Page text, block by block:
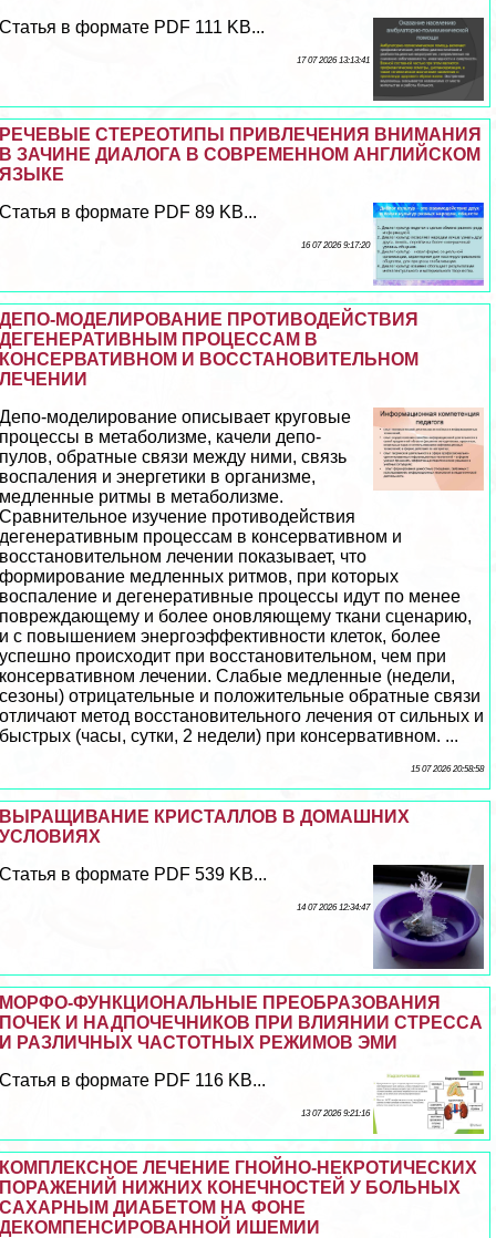
Статья в формате PDF 111 KB...
17 07 2026 13:13:41
РЕЧЕВЫЕ СТЕРЕОТИПЫ ПРИВЛЕЧЕНИЯ ВНИМАНИЯ
В ЗАЧИНЕ ДИАЛОГА В СОВРЕМЕННОМ АНГЛИЙСКОМ
ЯЗЫКЕ
Статья в формате PDF 89 KB...
16 07 2026 9:17:20
ДЕПО-МОДЕЛИРОВАНИЕ ПРОТИВОДЕЙСТВИЯ
ДЕГЕНЕРАТИВНЫМ ПРОЦЕССАМ В
КОНСЕРВАТИВНОМ И ВОССТАНОВИТЕЛЬНОМ
ЛЕЧЕНИИ
Депо-моделирование описывает круговые
процессы в метаболизме, качели депо-
пулов, обратные связи между ними, связь
воспаления и энергетики в организме,
медленные ритмы в метаболизме.
Сравнительное изучение противодействия
дегенеративным процессам в консервативном и
восстановительном лечении показывает, что
формирование медленных ритмов, при которых
воспаление и дегенеративные процессы идут по менее
повреждающему и более оновляющему ткани сценарию,
и с повышением энергоэффективности клеток, более
успешно происходит при восстановительном, чем при
консервативном лечении. Слабые медленные (недели,
сезоны) отрицательные и положительные обратные связи
отличают метод восстановительного лечения от сильных и
быстрых (часы, сутки, 2 недели) при консервативном. ...
15 07 2026 20:58:58
ВЫРАЩИВАНИЕ КРИСТАЛЛОВ В ДОМАШНИХ
УСЛОВИЯХ
Статья в формате PDF 539 KB...
14 07 2026 12:34:47
МОРФО-ФУНКЦИОНАЛЬНЫЕ ПРЕОБРАЗОВАНИЯ
ПОЧЕК И НАДПОЧЕЧНИКОВ ПРИ ВЛИЯНИИ СТРЕССА
И РАЗЛИЧНЫХ ЧАСТОТНЫХ РЕЖИМОВ ЭМИ
Статья в формате PDF 116 KB...
13 07 2026 9:21:16
КОМПЛЕКСНОЕ ЛЕЧЕНИЕ ГНОЙНО-НЕКРОТИЧЕСКИХ
ПОРАЖЕНИЙ НИЖНИХ КОНЕЧНОСТЕЙ У БОЛЬНЫХ
САХАРНЫМ ДИАБЕТОМ НА ФОНЕ
ДЕКОМПЕНСИРОВАННОЙ ИШЕМИИ